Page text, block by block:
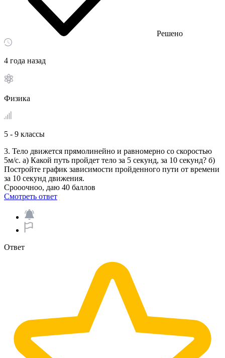
Решено
4 года назад
Физика
5 - 9 классы
3. Тело движется прямолинейно и равномерно со скоростью
5м/с. а) Какой путь пройдет тело за 5 секунд, за 10 секунд? б)
Постройте график зависимости пройденного пути от времени
за 10 секунд движения.
Срооочноо, даю 40 баллов ​
Смотреть ответ
Ответ